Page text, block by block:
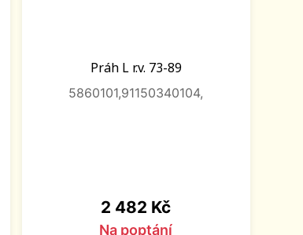
Práh L r.v. 73-89
5860101,91150340104,
Cena
2 482 Kč
Na poptání